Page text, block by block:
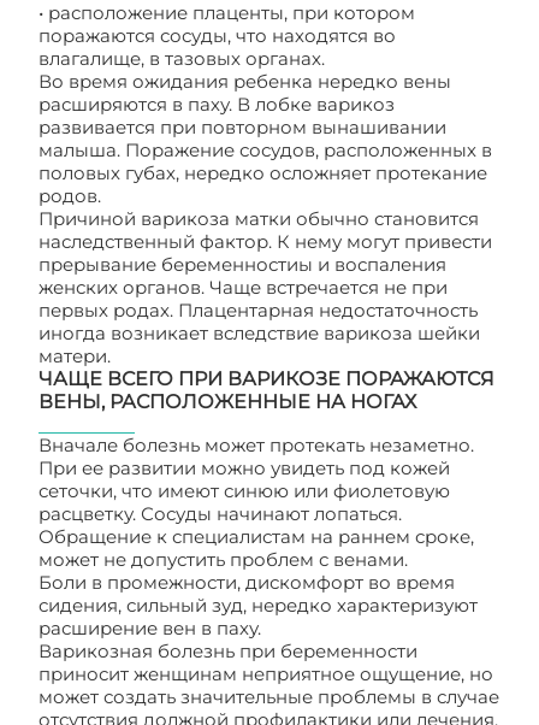
• расположение плаценты, при котором
поражаются сосуды, что находятся во
влагалище, в тазовых органах.
Во время ожидания ребенка нередко вены
расширяются в паху. В лобке варикоз
развивается при повторном вынашивании
малыша. Поражение сосудов, расположенных в
половых губах, нередко осложняет протекание
родов.
Причиной варикоза матки обычно становится
наследственный фактор. К нему могут привести
прерывание беременностиы и воспаления
женских органов. Чаще встречается не при
первых родах. Плацентарная недостаточность
иногда возникает вследствие варикоза шейки
матери.
ЧАЩЕ ВСЕГО ПРИ ВАРИКОЗЕ ПОРАЖАЮТСЯ
ВЕНЫ, РАСПОЛОЖЕННЫЕ НА НОГАХ
Вначале болезнь может протекать незаметно.
При ее развитии можно увидеть под кожей
сеточки, что имеют синюю или фиолетовую
расцветку. Сосуды начинают лопаться.
Обращение к специалистам на раннем сроке,
может не допустить проблем с венами.
Боли в промежности, дискомфорт во время
сидения, сильный зуд, нередко характеризуют
расширение вен в паху.
Варикозная болезнь при беременности
приносит женщинам неприятное ощущение, но
может создать значительные проблемы в случае
отсутствия должной профилактики или лечения.